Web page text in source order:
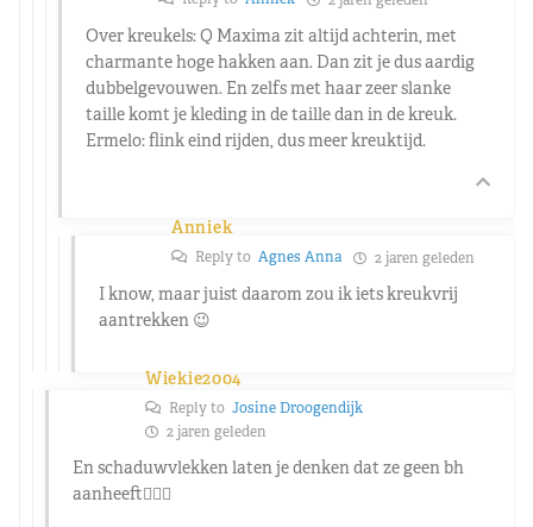
Over kreukels: Q Maxima zit altijd achterin, met
charmante hoge hakken aan. Dan zit je dus aardig
dubbelgevouwen. En zelfs met haar zeer slanke
taille komt je kleding in de taille dan in de kreuk.
Ermelo: flink eind rijden, dus meer kreuktijd.
Anniek
Reply to Agnes Anna 2 jaren geleden
I know, maar juist daarom zou ik iets kreukvrij
aantrekken 😉
Wiekie2004
Reply to Josine Droogendijk
2 jaren geleden
En schaduwvlekken laten je denken dat ze geen bh
aanheeft🤷🏾‍♀️